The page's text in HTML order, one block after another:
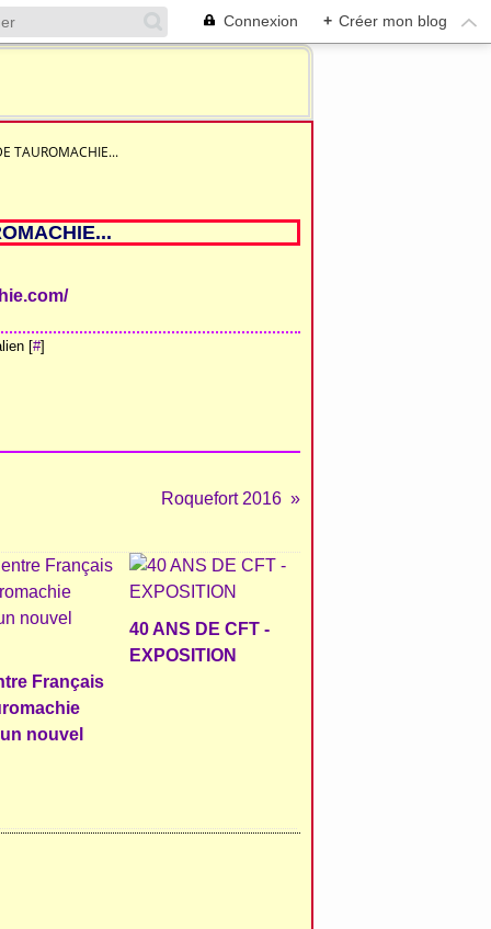
Connexion + Créer mon blog
TAUROMACHIE...
[#]
Roquefort 2016
Français
nouvel
40 ANS DE CFT -
EXPOSITION